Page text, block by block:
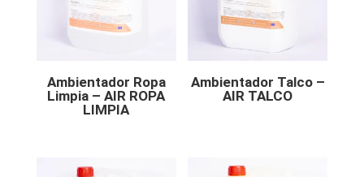
Ambientador Ropa
Limpia – AIR ROPA
LIMPIA
Ambientador Talco –
AIR TALCO